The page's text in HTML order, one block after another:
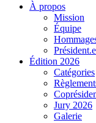
À propos
Mission
Équipe
Édition 2026
Catégories
Jury 2026
Galerie